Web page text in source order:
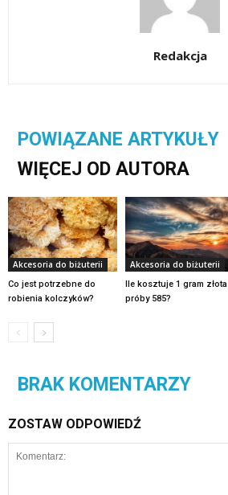
Redakcja
POWIĄZANE ARTYKUŁY
WIĘCEJ OD AUTORA
Akcesoria do biżuterii
Co jest potrzebne do
robienia kolczyków?
Akcesoria do biżuterii
Ile kosztuje 1 gram złota
próby 585?
BRAK KOMENTARZY
ZOSTAW ODPOWIEDŹ